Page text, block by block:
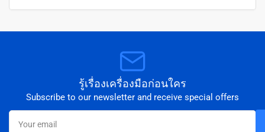
รู้เรื่องเครื่องมือก่อนใคร
Subscribe to our newsletter and receive special offers
Your
email